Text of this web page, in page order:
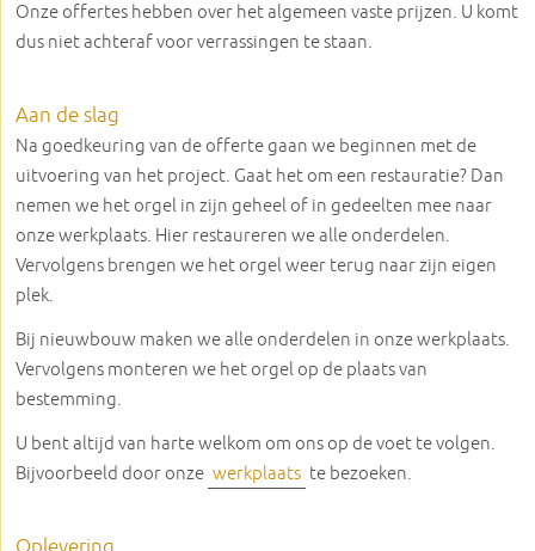
Onze offertes hebben over het algemeen vaste prijzen. U komt
dus niet achteraf voor verrassingen te staan.
Aan de slag
Na goedkeuring van de offerte gaan we beginnen met de
uitvoering van het project. Gaat het om een restauratie? Dan
nemen we het orgel in zijn geheel of in gedeelten mee naar
onze werkplaats. Hier restaureren we alle onderdelen.
Vervolgens brengen we het orgel weer terug naar zijn eigen
plek.
Bij nieuwbouw maken we alle onderdelen in onze werkplaats.
Vervolgens monteren we het orgel op de plaats van
bestemming.
U bent altijd van harte welkom om ons op de voet te volgen.
Bijvoorbeeld door onze werkplaats te bezoeken.